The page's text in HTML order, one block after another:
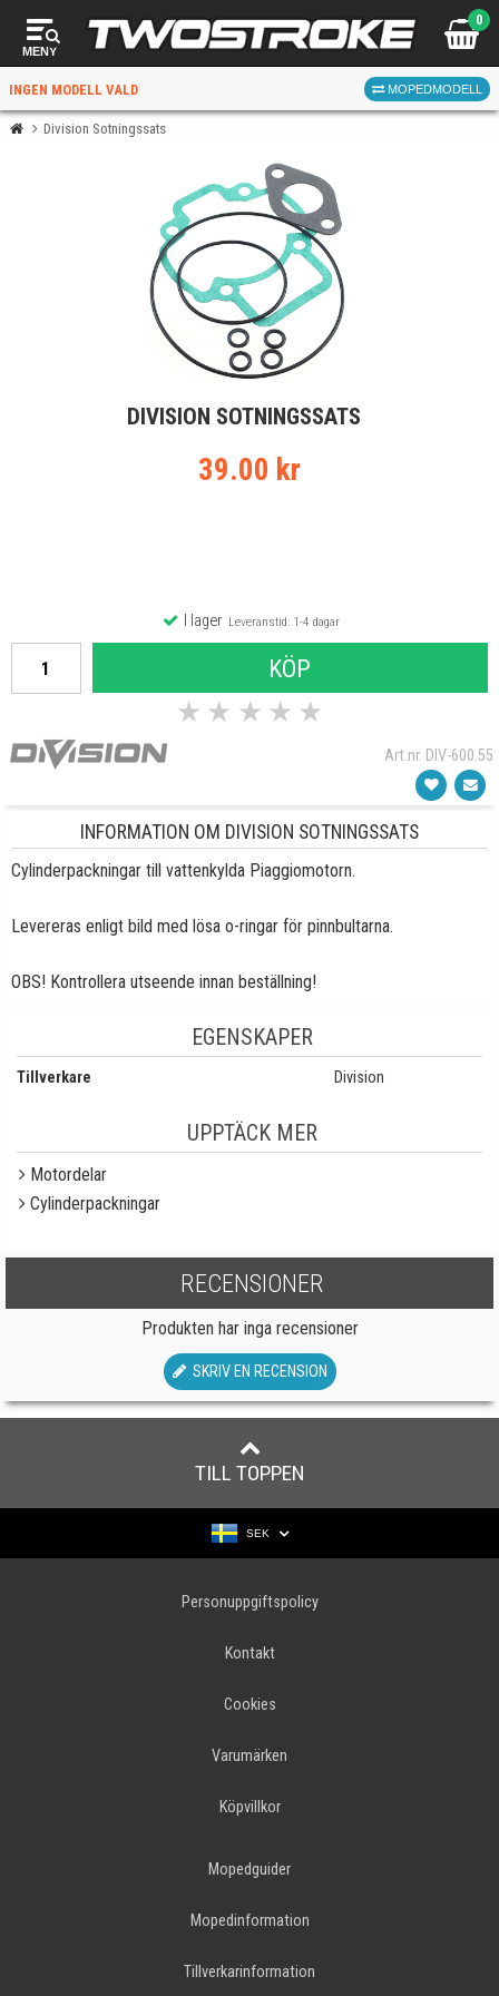
MENY
0
INGEN MODELL VALD MOPEDMODELL
VÄLJ MOPEDFÖR RÄTT DELAR
VÄLJ
När du valt kommer butiken visa delar för vald moped
Division Sotningssats
DIVISION SOTNINGSSATS
39.00 kr
I lagerLeveranstid: 1-4 dagar
KÖP
★ ★ ★ ★ ★
Art.nr. DIV-600.55
INFORMATION OM DIVISION SOTNINGSSATS
Cylinderpackningar till vattenkylda Piaggiomotorn.
Levereras enligt bild med lösa o-ringar för pinnbultarna.
OBS! Kontrollera utseende innan beställning!
EGENSKAPER
Tillverkare Division
UPPTÄCK MER
Motordelar
Cylinderpackningar
RECENSIONER
Produkten har inga recensioner
SKRIV EN RECENSION
TILL TOPPEN
SEK
Personuppgiftspolicy
Kontakt
Cookies
Varumärken
Köpvillkor
Mopedguider
Mopedinformation
Tillverkarinformation